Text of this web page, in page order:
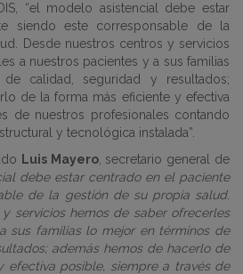
“el modelo asistencial debe estar
siendo este corresponsable de la
Desde nuestros centros y servicios
a nuestros pacientes y a sus familias
calidad, seguridad y resultados;
de la forma más eficiente y efectiva
de nuestros profesionales contando
y tecnológica instalada”.
Luis Mayero, secretario general de
debe estar centrado en el paciente
de la gestión de su propia salud.
servicios hemos de saber ofrecerles
sus familias lo mejor en términos de
además hemos de hacerlo de
efectiva posible, siempre a través de